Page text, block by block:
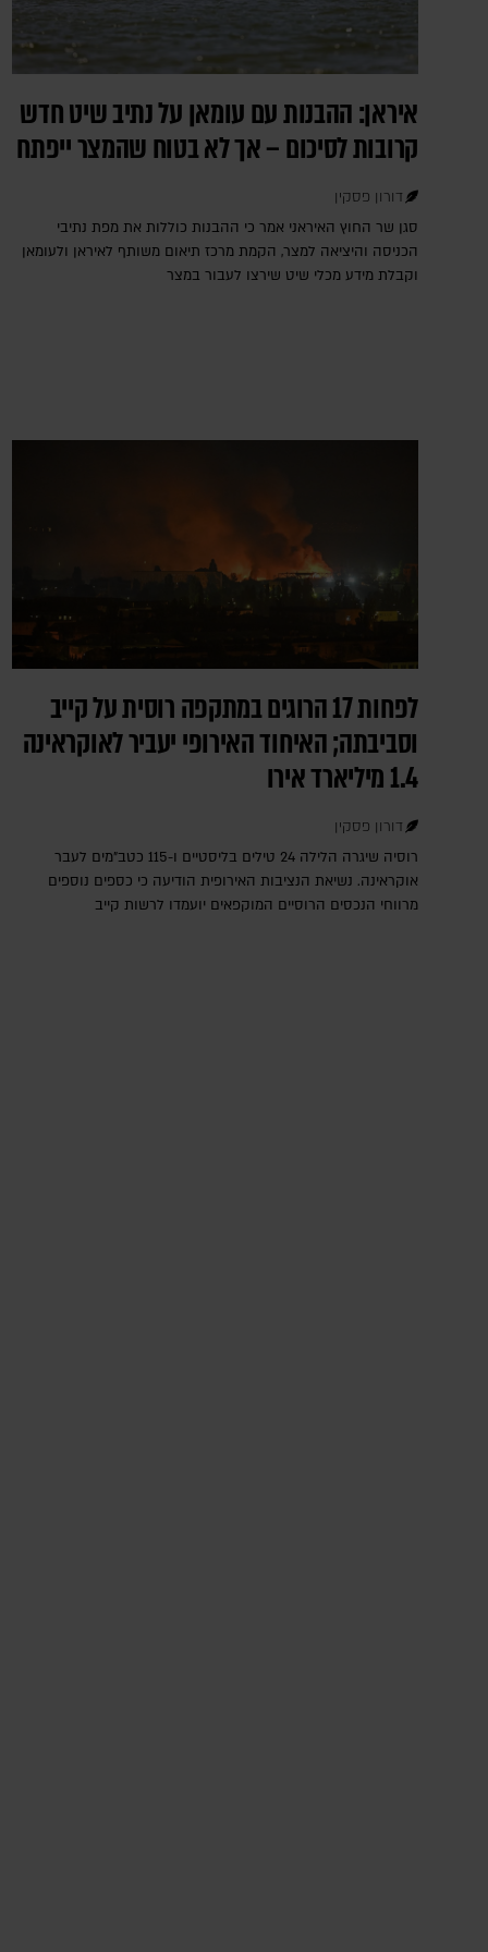
איראן: ההבנות עם עומאן על נתיב שיט חדש
קרובות לסיכום – אך לא בטוח שהמצר ייפתח
דורון פסקין
סגן שר החוץ האיראני אמר כי ההבנות כוללות את מפת נתיבי
הכניסה והיציאה למצר, הקמת מרכז תיאום משותף לאיראן ולעומאן
וקבלת מידע מכלי שיט שירצו לעבור במצר
לפחות 17 הרוגים במתקפה רוסית על קייב
וסביבתה; האיחוד האירופי יעביר לאוקראינה
1.4 מיליארד אירו
דורון פסקין
רוסיה שיגרה הלילה 24 טילים בליסטיים ו-115 כטב"מים לעבר
אוקראינה. נשיאת הנציבות האירופית הודיעה כי כספים נוספים
מרווחי הנכסים הרוסיים המוקפאים יועמדו לרשות קייב